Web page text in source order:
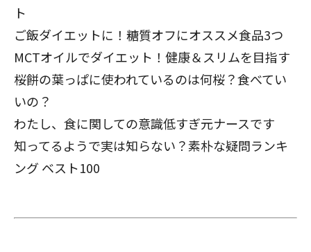
ト
ご飯ダイエットに！糖質オフにオススメ食品3つ
MCTオイルでダイエット！健康＆スリムを目指す
桜餅の葉っぱに使われているのは何桜？食べてい
いの？
わたし、食に関しての意識低すぎ元ナースです
知ってるようで実は知らない？素朴な疑問ランキ
ング ベスト100